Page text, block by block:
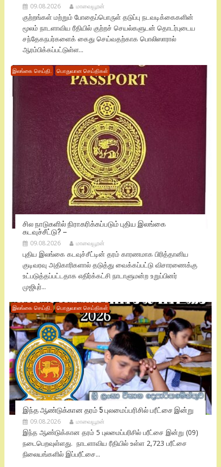
09.08.2026 மாவையூரன்
குற்றங்கள் மற்றும் போதைப்பொருள் தடுப்பு நடவடிக்கைகளின்
மூலம் நாடளாவிய ரீதியில் குற்றச் செயல்களுடன் தொடர்புடைய
சந்தேகநபர்களைக் கைது செய்வதற்காக பொலிஸாரால்
ஆரம்பிக்கப்பட்டுள்ள...
இலங்கை செய்தி. பொதுவான செய்திகள்
சில நாடுகளில் நிராகரிக்கப்படும் புதிய இலங்கை
கடவுச்சீட்டு? –
09.08.2026 மாவையூரன்
புதிய இலங்கை கடவுச்சீட்டின் தரம் காரணமாக பிரித்தானிய
குடிவரவு அதிகாரிகளால் தடுத்து வைக்கப்பட்டு விசாரணைக்கு
உட்படுத்தப்பட்டதாக எதிர்க்கட்சி நாடாளுமன்ற உறுப்பினர்
முஜிபுர்...
இலங்கை செய்தி. பொதுவான செய்திகள்
இந்த ஆண்டுக்கான தரம் 5 புலமைப்பரிசில் பரீட்சை இன்று
09.08.2026 மாவையூரன்
இந்த ஆண்டுக்கான தரம் 5 புலமைப்பரிசில் பரீட்சை இன்று (09)
நடைபெறவுள்ளது. நாடளாவிய ரீதியில் உள்ள 2,723 பரீட்சை
நிலையங்களில் இப்பரீட்சை...